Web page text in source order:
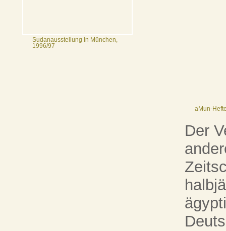
Sudanausstellung in München,
1996/97
aMun-
Der